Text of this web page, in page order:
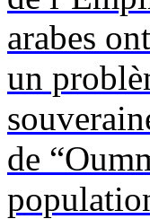
arabes
un
de “